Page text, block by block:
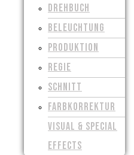
DREHBUCH
BELEUCHTUNG
PRODUKTION
REGIE
SCHNITT
FARBKORREKTUR
VISUAL & SPECIAL
EFFECTS